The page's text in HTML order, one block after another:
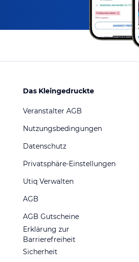
Das Kleingedruckte
Veranstalter AGB
Nutzungsbedingungen
Datenschutz
Privatsphäre-Einstellungen
Utiq Verwalten
AGB
AGB Gutscheine
Erklärung zur
Barrierefreiheit
Sicherheit